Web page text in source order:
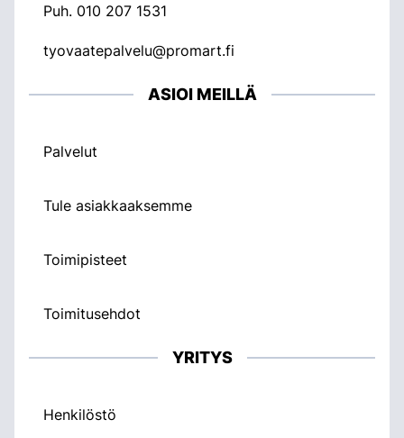
Puh. 010 207 1531
tyovaatepalvelu@promart.fi
ASIOI MEILLÄ
Palvelut
Tule asiakkaaksemme
Toimipisteet
Toimitusehdot
YRITYS
Henkilöstö